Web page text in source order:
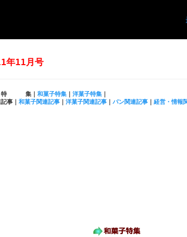
年11月号
集｜ 和菓子特集 洋菓子特集
事｜ 和菓子関連記事 洋菓子関連記事 パン関連記事 経営・情報